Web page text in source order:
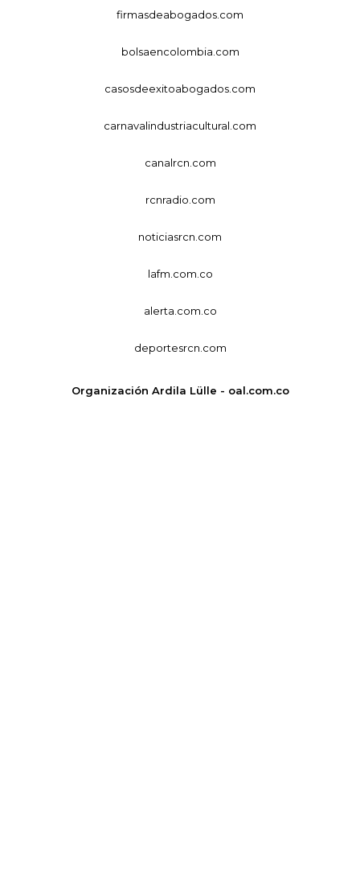
firmasdeabogados.com
bolsaencolombia.com
casosdeexitoabogados.com
carnavalindustriacultural.com
canalrcn.com
rcnradio.com
noticiasrcn.com
lafm.com.co
alerta.com.co
deportesrcn.com
Organización Ardila Lülle - oal.com.co